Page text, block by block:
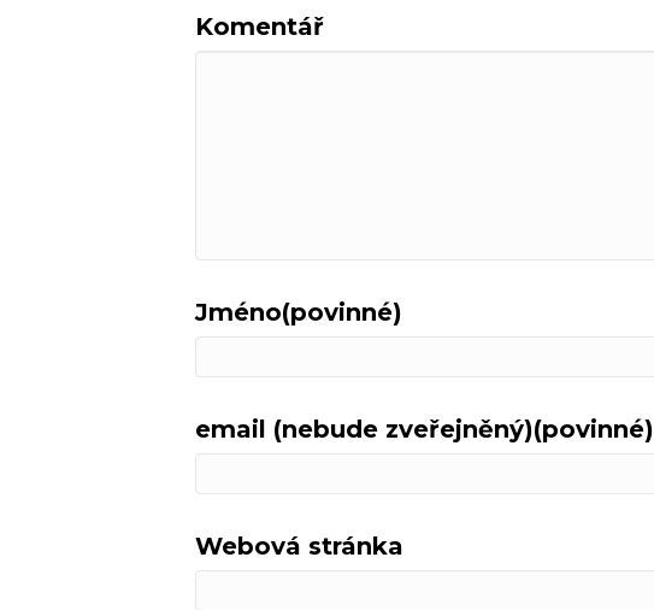
Komentář
Jméno(povinné)
email (nebude zveřejněný)(povinné)
Webová stránka